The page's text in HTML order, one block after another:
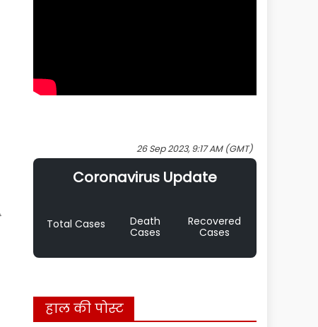
26 Sep 2023, 9:17 AM (GMT)
Coronavirus Update
Total Cases
Death
Cases
Recovered
Cases
हाल की पोस्ट